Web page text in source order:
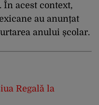
acest context,
au anunțat
anului școlar.
Regală la